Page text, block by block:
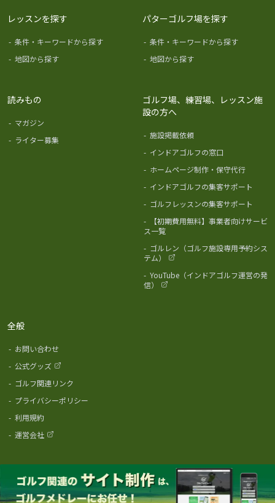
レッスンを探す
- 条件・キーワードから探す
- 地図から探す
パターゴルフ場を探す
- 条件・キーワードから探す
- 地図から探す
読みもの
- マガジン
- ライター募集
ゴルフ場、練習場、レッスン施
設の方へ
- 施設掲載依頼
- インドアゴルフの窓口
- ホームページ制作・保守代行
- インドアゴルフの集客サポート
- ゴルフレッスンの集客サポート
-
【初期費用無料】事業者向けサービ
ス一覧
- ゴルレン（ゴルフ施設専用予約シス
テム）
- YouTube（インドアゴルフ運営の発
信）
全般
- お問い合わせ
- 公式グッズ
- ゴルフ関連リンク
- プライバシーポリシー
- 利用規約
- 運営会社